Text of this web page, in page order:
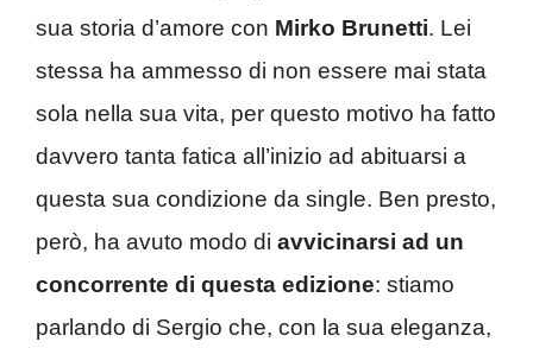
sua storia d’amore con Mirko Brunetti. Lei
stessa ha ammesso di non essere mai stata
sola nella sua vita, per questo motivo ha fatto
davvero tanta fatica all’inizio ad abituarsi a
questa sua condizione da single. Ben presto,
però, ha avuto modo di avvicinarsi ad un
concorrente di questa edizione: stiamo
parlando di Sergio che, con la sua eleganza,